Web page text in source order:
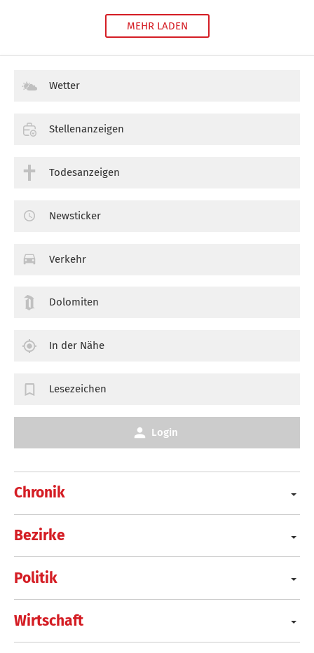
MEHR LADEN
Chronik
Bezirke
Politik
Wirtschaft
Wetter
Stellenanzeigen
Todesanzeigen
Newsticker
Verkehr
Dolomiten
In der Nähe
Lesezeichen
Login